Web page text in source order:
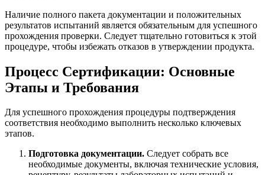
Наличие полного пакета документации и положительных
результатов испытаний является обязательным для успешного
прохождения проверки. Следует тщательно готовиться к этой
процедуре, чтобы избежать отказов в утверждении продукта.
Процесс Сертификации: Основные
Этапы и Требования
Для успешного прохождения процедуры подтверждения
соответствия необходимо выполнить несколько ключевых
этапов.
Подготовка документации. Следует собрать все
необходимые документы, включая технические условия,